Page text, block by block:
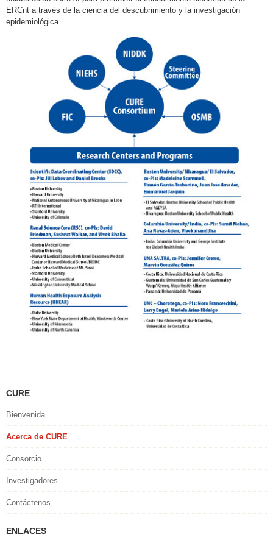
ERCnt a través de la ciencia del descubrimiento y la investigación
epidemiológica.
CURE
Bienvenida
Acerca de CURE
Consorcio
Investigadores
Contáctenos
ENLACES